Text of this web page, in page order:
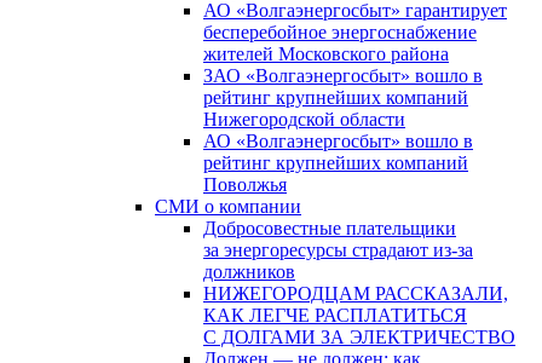
АО «Волгаэнергосбыт» гарантирует
бесперебойное энергоснабжение
жителей Московского района
ЗАО «Волгаэнергосбыт» вошло в
рейтинг крупнейших компаний
Нижегородской области
АО «Волгаэнергосбыт» вошло в
рейтинг крупнейших компаний
Поволжья
СМИ о компании
Добросовестные плательщики
за энергоресурсы страдают из-за
должников
НИЖЕГОРОДЦАМ РАССКАЗАЛИ,
КАК ЛЕГЧЕ РАСПЛАТИТЬСЯ
С ДОЛГАМИ ЗА ЭЛЕКТРИЧЕСТВО